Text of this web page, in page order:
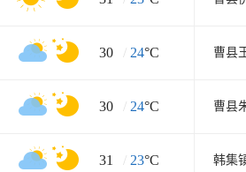
30 / 24°C 曹县
30 / 24°C 曹县
31 / 23°C 韩集